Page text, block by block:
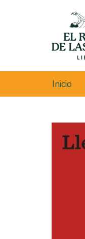
Inicio